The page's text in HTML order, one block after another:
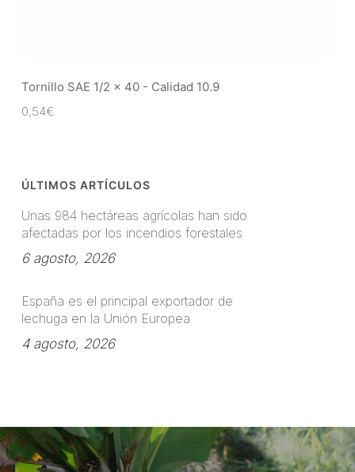
Tornillo SAE 1/2 x 40 - Calidad 10.9
0,54€
ÚLTIMOS ARTÍCULOS
Unas 984 hectáreas agrícolas han sido
afectadas por los incendios forestales
6 agosto, 2026
España es el principal exportador de
lechuga en la Unión Europea
4 agosto, 2026